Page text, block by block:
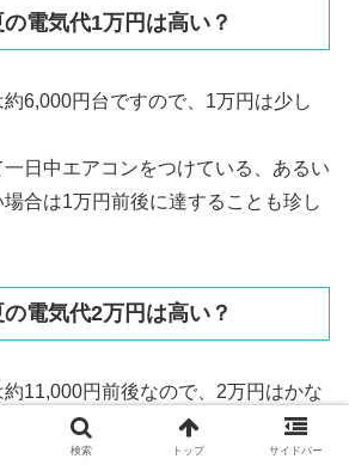
電気代1万円は高い？
6,000円台ですので、1万円は少し
日中エアコンをつけている、あるい
合は1万円前後に達することも珍し
電気代2万円は高い？
11,000円前後なので、2万円はかな
ていたり、それぞれ別の部屋で長時間
検索 トップ サイドバー